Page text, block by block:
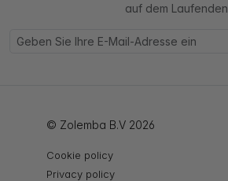
auf dem Laufenden
© Zolemba B.V 2026
Cookie policy
Privacy policy